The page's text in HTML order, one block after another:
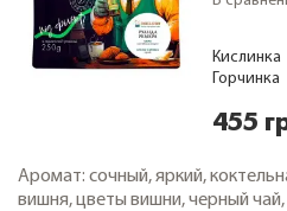
О компании
Замена и возврат товара
Акции
Кислинка
Горчинка
455
Аромат: сочный, яркий,
вишня, цветы вишни, черный